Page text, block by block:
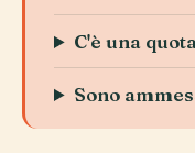
C'è una
Sono